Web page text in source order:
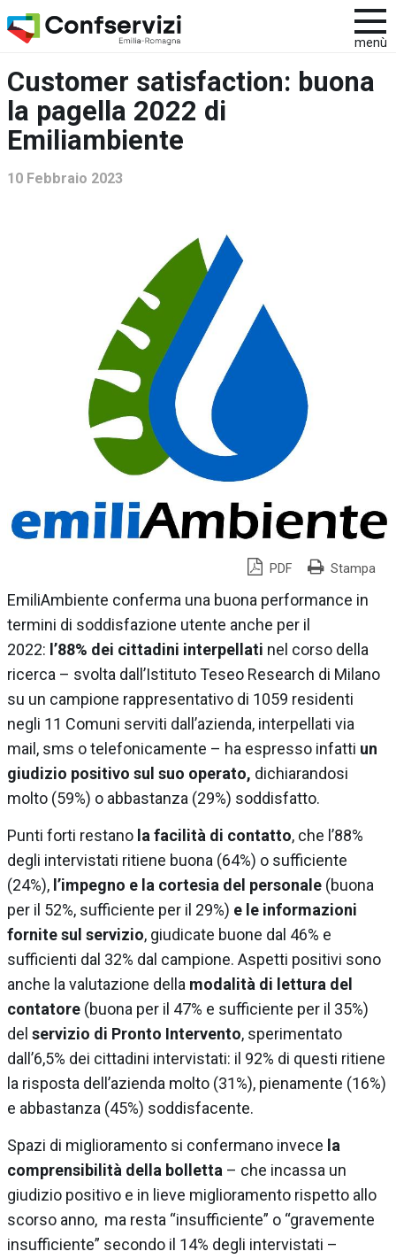
menù
Customer satisfaction: buona
la pagella 2022 di
Emiliambiente
10 Febbraio 2023
PDF Stampa
EmiliAmbiente conferma una buona performance in
termini di soddisfazione utente anche per il
2022: l’88% dei cittadini interpellati nel corso della
ricerca – svolta dall’Istituto Teseo Research di Milano
su un campione rappresentativo di 1059 residenti
negli 11 Comuni serviti dall’azienda, interpellati via
mail, sms o telefonicamente – ha espresso infatti un
giudizio positivo sul suo operato, dichiarandosi
molto (59%) o abbastanza (29%) soddisfatto.
Punti forti restano la facilità di contatto, che l’88%
degli intervistati ritiene buona (64%) o sufficiente
(24%), l’impegno e la cortesia del personale (buona
per il 52%, sufficiente per il 29%) e le informazioni
fornite sul servizio, giudicate buone dal 46% e
sufficienti dal 32% dal campione. Aspetti positivi sono
anche la valutazione della modalità di lettura del
contatore (buona per il 47% e sufficiente per il 35%)
del servizio di Pronto Intervento, sperimentato
dall’6,5% dei cittadini intervistati: il 92% di questi ritiene
la risposta dell’azienda molto (31%), pienamente (16%)
e abbastanza (45%) soddisfacente.
Spazi di miglioramento si confermano invece la
comprensibilità della bolletta – che incassa un
giudizio positivo e in lieve miglioramento rispetto allo
scorso anno, ma resta “insufficiente” o “gravemente
insufficiente” secondo il 14% degli intervistati –